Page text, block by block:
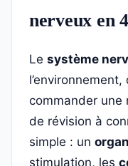
nerveux en
Le système
commander une
de révision à
simple : un
stimulation, les